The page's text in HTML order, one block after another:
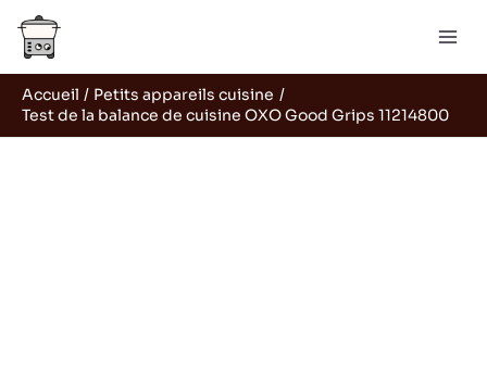
Aller
contenu
Accueil
Petits appareils cuisine
Test de la balance de cuisine OXO Good Grips 11214800
e
c
h
e